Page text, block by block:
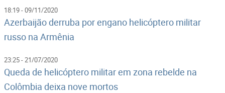
18:19 - 09/11/2020
Azerbaijão derruba por engano helicóptero militar
russo na Armênia
23:25 - 21/07/2020
Queda de helicóptero militar em zona rebelde na
Colômbia deixa nove mortos